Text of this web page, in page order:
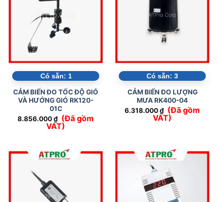
Có sẵn: 1
CẢM BIẾN ĐO TỐC ĐỘ GIÓ
VÀ HƯỚNG GIÓ RK120-
01C
8.856.000₫ (Đã gồm
VAT)
Có sẵn: 3
CẢM BIẾN ĐO LƯỢNG
MƯA RK400-04
6.318.000₫ (Đã gồm
VAT)